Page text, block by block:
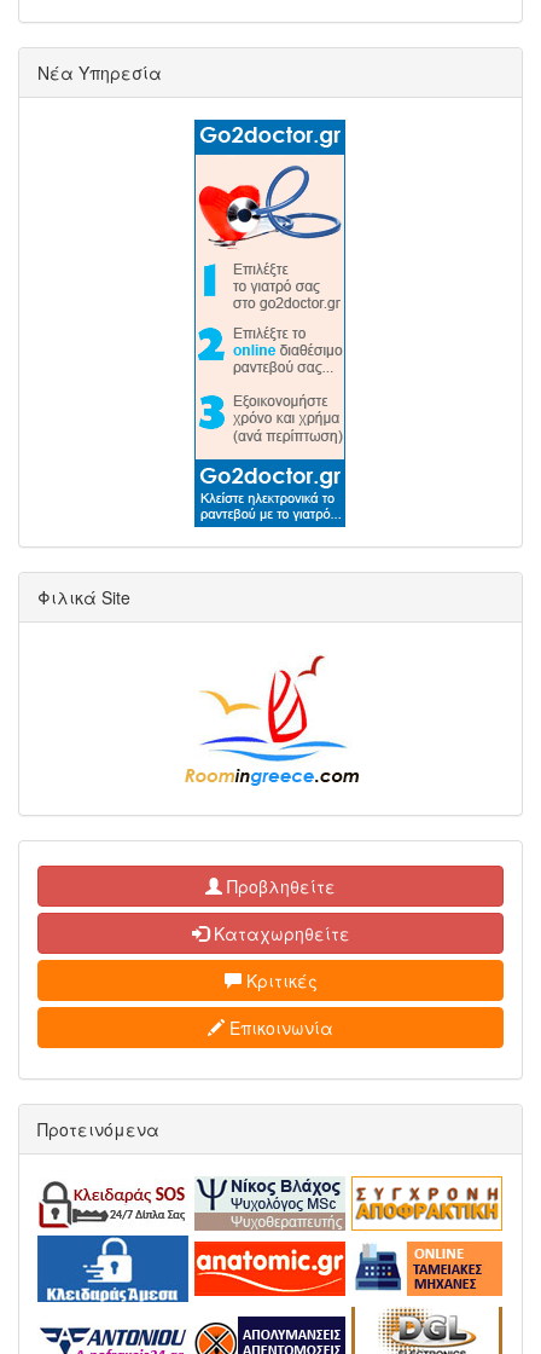
Νέα Υπηρεσία
Φιλικά Site
Προβληθείτε
Καταχωρηθείτε
Κριτικές
Επικοινωνία
Προτεινόμενα